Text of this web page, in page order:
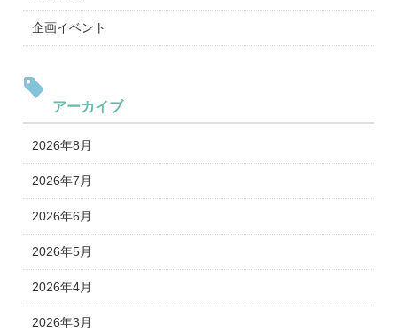
企画イベント
アーカイブ
2026年8月
2026年7月
2026年6月
2026年5月
2026年4月
2026年3月